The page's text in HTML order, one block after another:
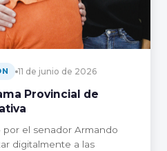
11 de junio de 2026
Provincial de
el senador Armando
digitalmente a las